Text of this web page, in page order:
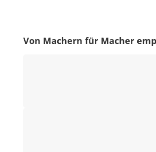
Von Machern für Macher